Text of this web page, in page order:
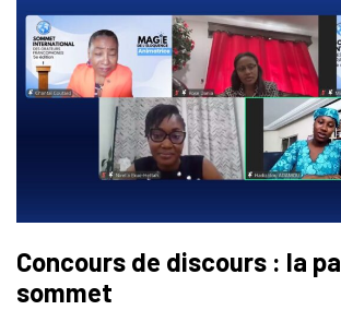
Concours de discours : la
sommet